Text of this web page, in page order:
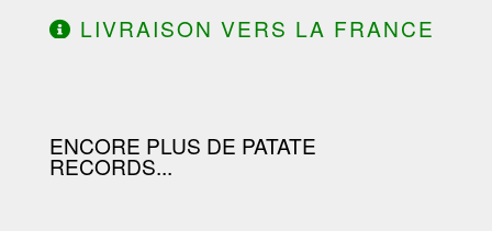
LIVRAISON VERS LA FRANCE
ENCORE PLUS DE PATATE
RECORDS...